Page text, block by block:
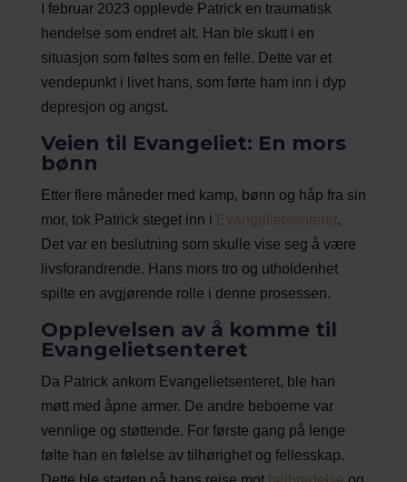
I februar 2023 opplevde Patrick en traumatisk
hendelse som endret alt. Han ble skutt i en
situasjon som føltes som en felle. Dette var et
vendepunkt i livet hans, som førte ham inn i dyp
depresjon og angst.
Veien til Evangeliet: En mors
bønn
Etter flere måneder med kamp, bønn og håp fra sin
mor, tok Patrick steget inn i Evangelietsenteret.
Det var en beslutning som skulle vise seg å være
livsforandrende. Hans mors tro og utholdenhet
spilte en avgjørende rolle i denne prosessen.
Opplevelsen av å komme til
Evangelietsenteret
Da Patrick ankom Evangelietsenteret, ble han
møtt med åpne armer. De andre beboerne var
vennlige og støttende. For første gang på lenge
følte han en følelse av tilhørighet og fellesskap.